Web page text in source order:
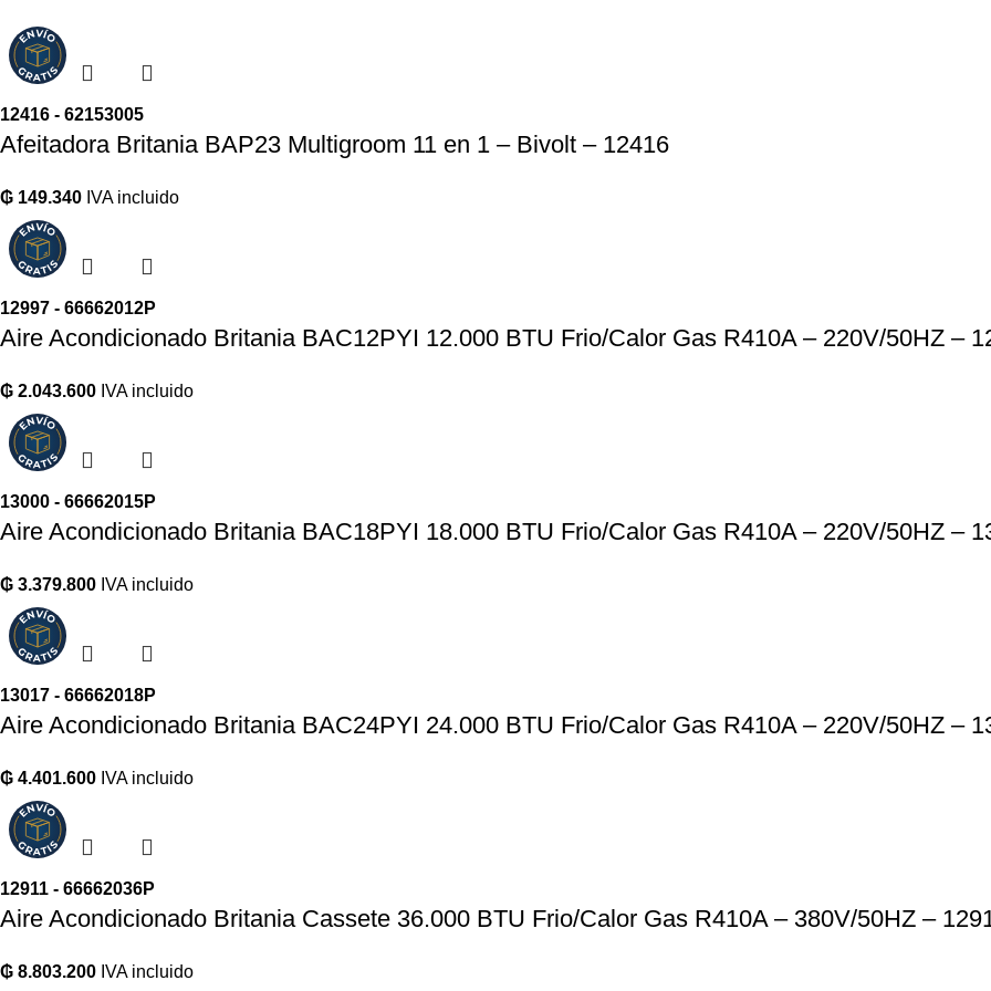
12416 - 62153005
Afeitadora Britania BAP23 Multigroom 11 en 1 – Bivolt – 12416
₲ 149.340 IVA incluido
12997 - 66662012P
Aire Acondicionado Britania BAC12PYI 12.000 BTU Frio/Calor Gas R410A – 220V/50HZ –
₲ 2.043.600 IVA incluido
13000 - 66662015P
Aire Acondicionado Britania BAC18PYI 18.000 BTU Frio/Calor Gas R410A – 220V/50HZ –
₲ 3.379.800 IVA incluido
13017 - 66662018P
Aire Acondicionado Britania BAC24PYI 24.000 BTU Frio/Calor Gas R410A – 220V/50HZ –
₲ 4.401.600 IVA incluido
12911 - 66662036P
Aire Acondicionado Britania Cassete 36.000 BTU Frio/Calor Gas R410A – 380V/50HZ –
₲ 8.803.200 IVA incluido